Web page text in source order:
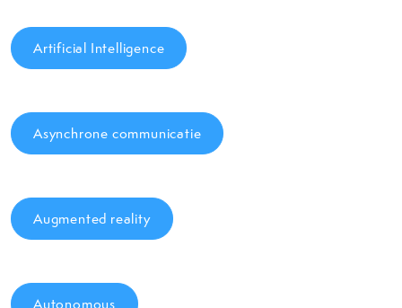
Artificial Intelligence
Asynchrone communicatie
Augmented reality
Autonomous